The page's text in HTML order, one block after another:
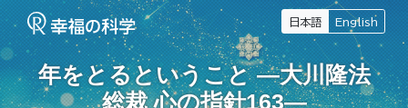
日本語 English
年をとるということ ―大川隆法
総裁 心の指針163―